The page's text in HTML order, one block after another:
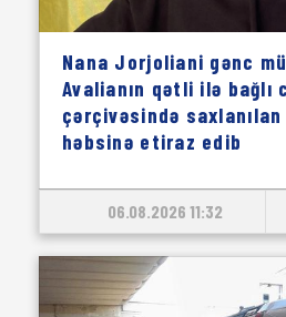
Nana Jorjoliani gənc
Avalianın qətli ilə bağlı
çərçivəsində
həbsinə etiraz edib
06.08.2026 11:32